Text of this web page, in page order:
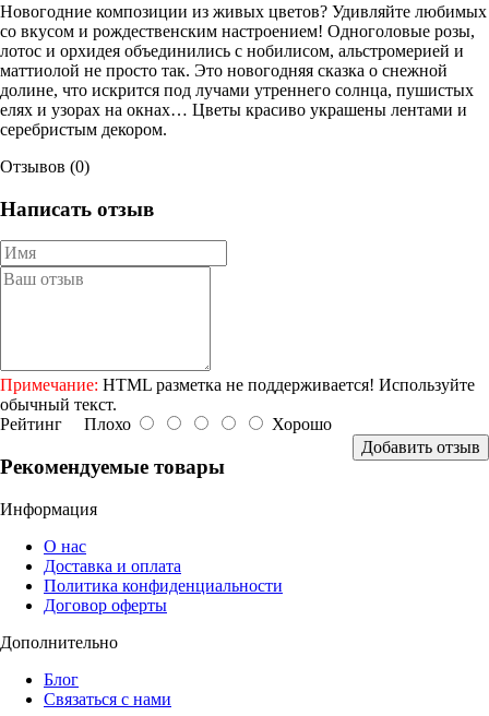
Новогодние композиции из живых цветов? Удивляйте любимых
со вкусом и рождественским настроением! Одноголовые розы,
лотос и орхидея объединились с нобилисом, альстромерией и
маттиолой не просто так. Это новогодняя сказка о снежной
долине, что искрится под лучами утреннего солнца, пушистых
елях и узорах на окнах… Цветы красиво украшены лентами и
серебристым декором.
Отзывов (0)
Написать отзыв
Примечание: HTML разметка не поддерживается! Используйте
обычный текст.
Рейтинг Плохо
Хорошо
Добавить отзыв
Рекомендуемые товары
Информация
О нас
Доставка и оплата
Политика конфиденциальности
Договор оферты
Дополнительно
Блог
Связаться с нами